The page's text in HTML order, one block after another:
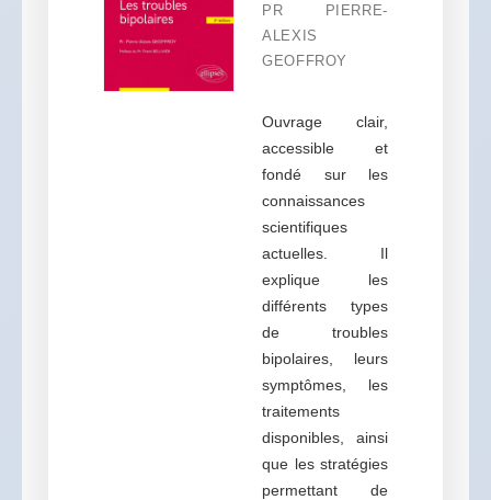
PR PIERRE-
ALEXIS
GEOFFROY
Ouvrage clair,
accessible et
fondé sur les
connaissances
scientifiques
actuelles. Il
explique les
différents types
de troubles
bipolaires, leurs
symptômes, les
traitements
disponibles, ainsi
que les stratégies
permettant de